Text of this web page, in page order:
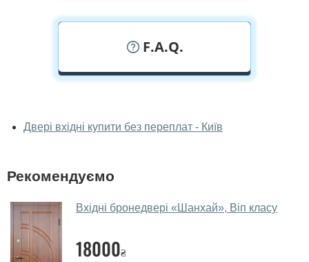
F.A.Q.
наживо?
Так, у нас великий вибір міжкімнатних та вхідних
дверей.
Двері вхідні купити без переплат - Київ
Рекомендуємо
Вхідні бронедвері «Шанхай», Віп класу
18000₴